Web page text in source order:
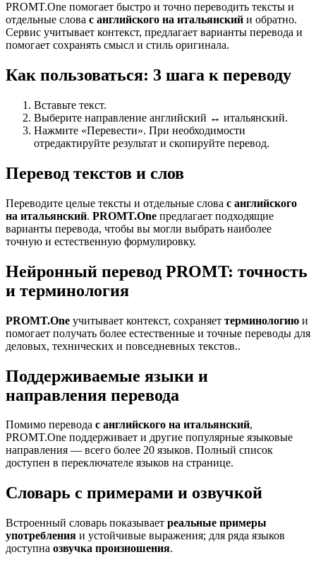
PROMT.One помогает быстро и точно переводить тексты и
отдельные слова с английского на итальянский и обратно.
Сервис учитывает контекст, предлагает варианты перевода и
помогает сохранять смысл и стиль оригинала.
Как пользоваться: 3 шага к переводу
Вставьте текст.
Выберите направление английский ↔ итальянский.
Нажмите «Перевести». При необходимости
отредактируйте результат и скопируйте перевод.
Перевод текстов и слов
Переводите целые тексты и отдельные слова с английского
на итальянский. PROMT.One предлагает подходящие
варианты перевода, чтобы вы могли выбрать наиболее
точную и естественную формулировку.
Нейронный перевод PROMT: точность
и терминология
PROMT.One учитывает контекст, сохраняет терминологию и
помогает получать более естественные и точные переводы для
деловых, технических и повседневных текстов..
Поддерживаемые языки и
направления перевода
Помимо перевода с английского на итальянский,
PROMT.One поддерживает и другие популярные языковые
направления — всего более 20 языков. Полный список
доступен в переключателе языков на странице.
Словарь с примерами и озвучкой
Встроенный словарь показывает реальные примеры
употребления и устойчивые выражения; для ряда языков
доступна озвучка произношения.